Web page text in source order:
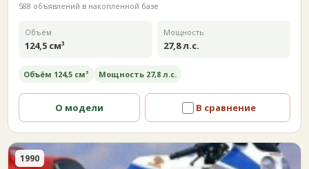
588 объявлений в накопленной базе
Объём
124,5 см³
Мощность
27,8 л.с.
Объём 124,5 см³ Мощность 27,8 л.с.
О модели В сравнение
1990